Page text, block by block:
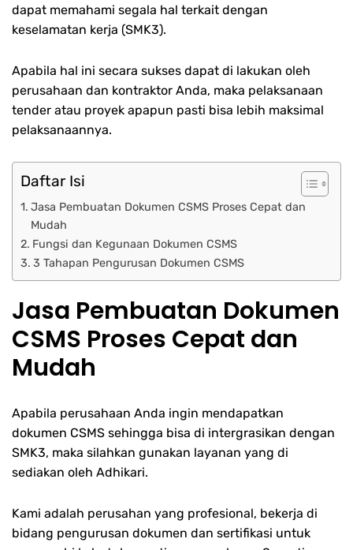
dapat memahami segala hal terkait dengan
keselamatan kerja (SMK3).
Apabila hal ini secara sukses dapat di lakukan oleh
perusahaan dan kontraktor Anda, maka pelaksanaan
tender atau proyek apapun pasti bisa lebih maksimal
pelaksanaannya.
Daftar Isi
Jasa Pembuatan Dokumen CSMS Proses Cepat dan
Mudah
Fungsi dan Kegunaan Dokumen CSMS
3 Tahapan Pengurusan Dokumen CSMS
Jasa Pembuatan Dokumen
CSMS Proses Cepat dan
Mudah
Apabila perusahaan Anda ingin mendapatkan
dokumen CSMS sehingga bisa di intergrasikan dengan
SMK3, maka silahkan gunakan layanan yang di
sediakan oleh Adhikari.
Kami adalah perusahan yang profesional, bekerja di
bidang pengurusan dokumen dan sertifikasi untuk